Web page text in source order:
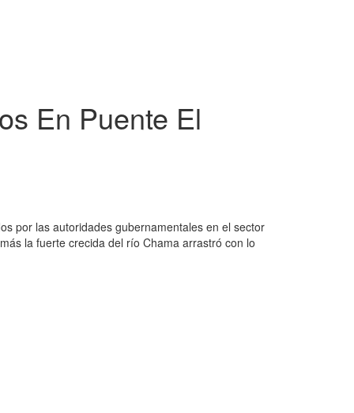
En Puente El
por las autoridades gubernamentales en el sector
la fuerte crecida del río Chama arrastró con lo